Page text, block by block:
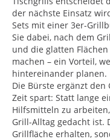
der nächste Einsatz
Sets mit einer 3er-
Sie dabei, nach dem
und die glatten
machen – ein Vorteil,
hintereinander planen.
Die Bürste ergänzt
Zeit spart: Statt lange
Hilfsmitteln zu
Grill-Alltag gedacht ist.
Grillfläche erhalten,